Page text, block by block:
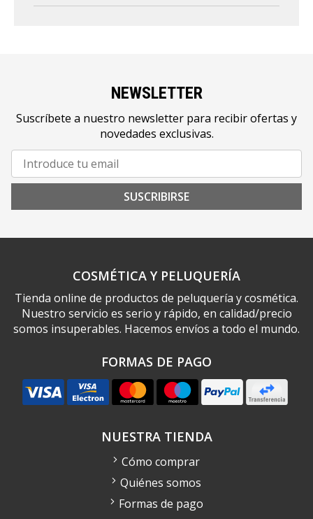
NEWSLETTER
Suscríbete a nuestro newsletter para recibir ofertas y
novedades exclusivas.
SUSCRIBIRSE
COSMÉTICA Y PELUQUERÍA
Tienda online de productos de peluquería y cosmética.
Nuestro servicio es serio y rápido, en calidad/precio
somos insuperables. Hacemos envíos a todo el mundo.
FORMAS DE PAGO
NUESTRA TIENDA
Cómo comprar
Quiénes somos
Formas de pago